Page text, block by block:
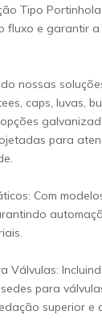
Tipo
fluxo e garantir
nossas
caps, luvas,
para
Com
Válvulas:
para
superior e